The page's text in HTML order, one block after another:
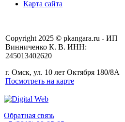
Карта сайта
Copyright 2025 © pkangara.ru - ИП
Винниченко К. В. ИНН:
245013402620
г. Омск, ул. 10 лет Октября 180/8А
Посмотреть на карте
Обратная связь